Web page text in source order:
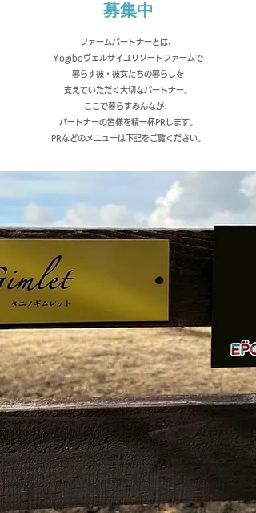
募集中
ファームパートナーとは、
Yogiboヴェルサイユリゾートファームで
暮らす彼・彼女たちの暮らしを
支えていただく大切なパートナー。
ここで暮らすみんなが、
パートナーの皆様を精一杯PRします。
PRなどのメニューは下記をご覧ください。